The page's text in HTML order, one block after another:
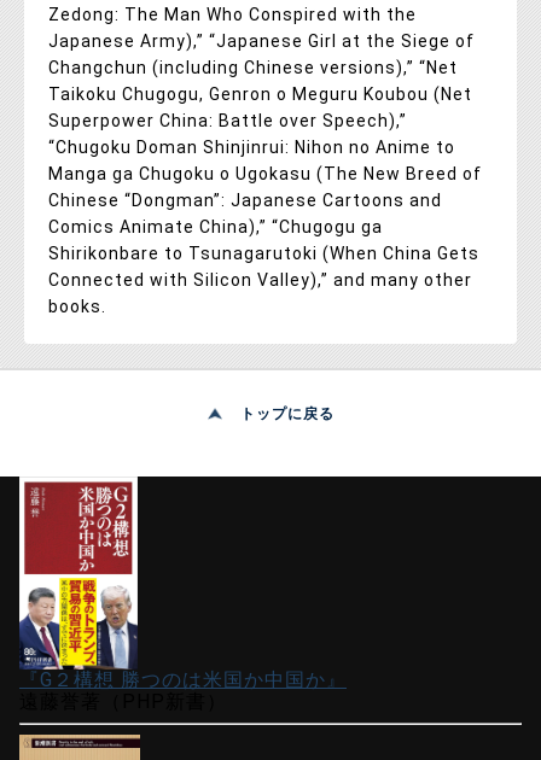
Zedong: The Man Who Conspired with the
Japanese Army),” “Japanese Girl at the Siege of
Changchun (including Chinese versions),” “Net
Taikoku Chugogu, Genron o Meguru Koubou (Net
Superpower China: Battle over Speech),”
“Chugoku Doman Shinjinrui: Nihon no Anime to
Manga ga Chugoku o Ugokasu (The New Breed of
Chinese “Dongman”: Japanese Cartoons and
Comics Animate China),” “Chugogu ga
Shirikonbare to Tsunagarutoki (When China Gets
Connected with Silicon Valley),” and many other
books.
トップに戻る
『G２構想 勝つのは米国か中国か』